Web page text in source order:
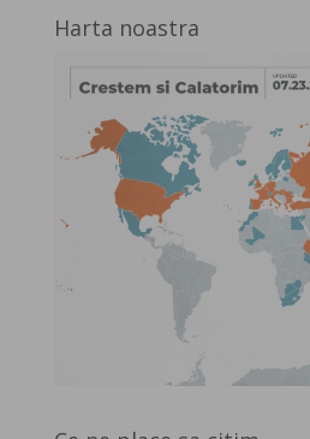
Harta noastra